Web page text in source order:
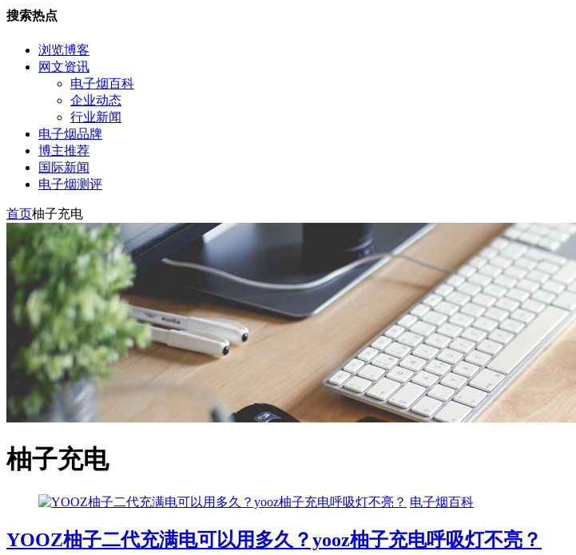
搜索热点
浏览博客
网文资讯
电子烟百科
企业动态
行业新闻
电子烟品牌
博主推荐
国际新闻
电子烟测评
首页柚子充电
柚子充电
电子烟百科
YOOZ柚子二代充满电可以用多久？yooz柚子充电呼吸灯不亮？